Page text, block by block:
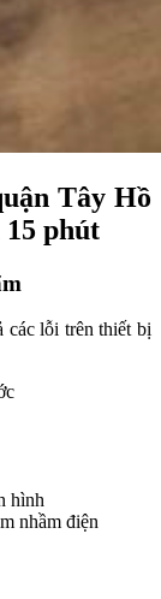
Tây Hồ
phút
các lỗi trên thiết bị
hình
nhầm điện